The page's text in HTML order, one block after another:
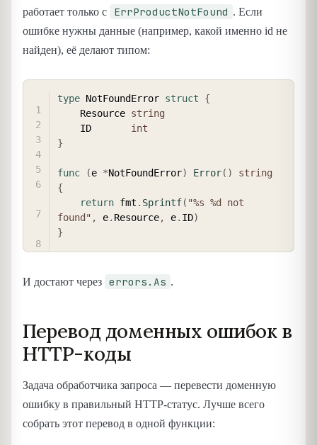
работает только с
ErrProductNotFound . Если
ошибке нужны данные (например, какой именно id не
найден), её делают типом:
type NotFoundError struct
{
    Resource
string
    ID
int
}
func (e *NotFoundError) Error( )
string
{
return fmt . Sprintf( "%s %d not
found" , e. Resource, e. ID)
}
И достают через errors.As .
Перевод доменных ошибок в
HTTP-коды
Задача обработчика запроса — перевести доменную
ошибку в правильный HTTP-статус. Лучше всего
собрать этот перевод в одной функции: